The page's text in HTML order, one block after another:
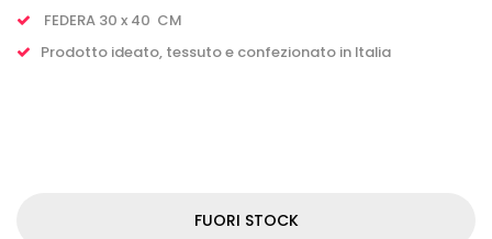
FEDERA 30 x 40 CM
Prodotto ideato, tessuto e confezionato in Italia
FUORI STOCK